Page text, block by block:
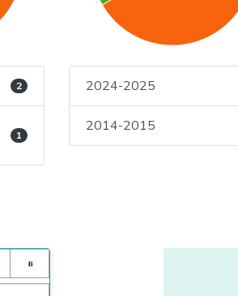
2
1
2024-2025
2014-2015